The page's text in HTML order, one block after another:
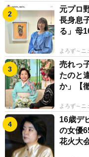
元プロ
長身息
る」母
よろず～ニ
売れっ
たのと
か」【
よろず～ニ
16歳デ
の女優
花火大